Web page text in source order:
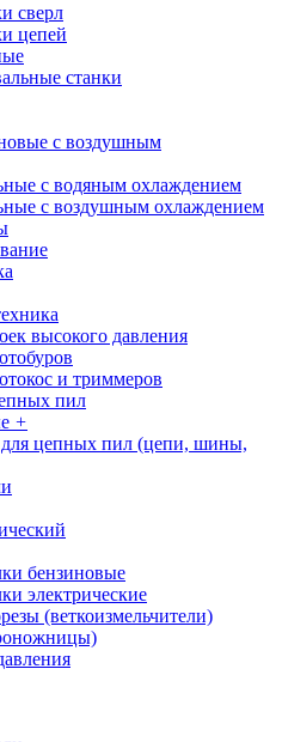
сверл
цепей
станки
с воздушным
с водяным охлаждением
с воздушным охлаждением
высокого давления
и триммеров
пил
+
для цепных пил (цепи, шины,
бензиновые
электрические
(веткоизмельчители)